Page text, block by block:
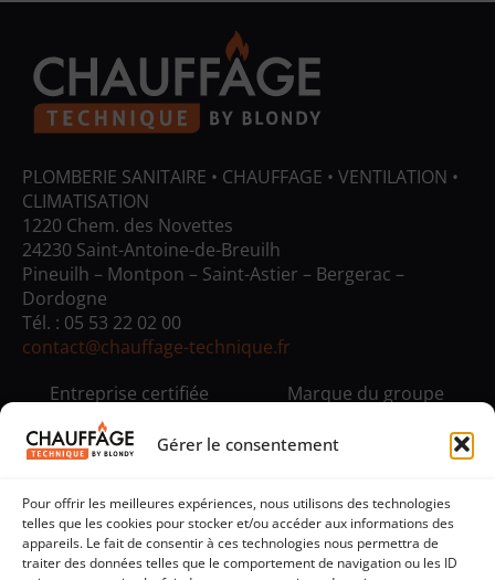
Gérer le consentement
Pour offrir les meilleures expériences, nous utilisons des technologies
telles que les cookies pour stocker et/ou accéder aux informations des
appareils. Le fait de consentir à ces technologies nous permettra de
traiter des données telles que le comportement de navigation ou les ID
PLOMBERIE SANITAIRE • CHAUFFAGE • VENTILATION •
CLIMATISATION
1220 Chem. des Novettes
24230 Saint-Antoine-de-Breuilh
Pineuilh – Montpon – Saint-Astier – Bergerac –
Dordogne
Tél. : 05 53 22 02 00
contact@chauffage-technique.fr
Entreprise certifiée
Marque du groupe